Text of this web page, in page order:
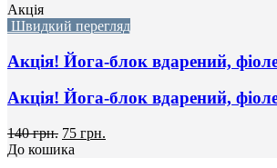
Акція
Швидкий перегляд
Акція! Йога-блок вдарений,
Акція! Йога-блок вдарений,
140 грн. 75 грн.
До кошика